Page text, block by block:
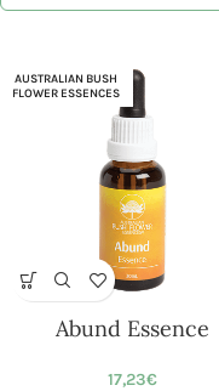
AUSTRALIAN BUSH
FLOWER ESSENCES
Abund Essence
17,23€